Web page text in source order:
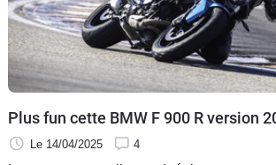
Plus fun cette BMW F 900 R version
Le 14/04/2025 4